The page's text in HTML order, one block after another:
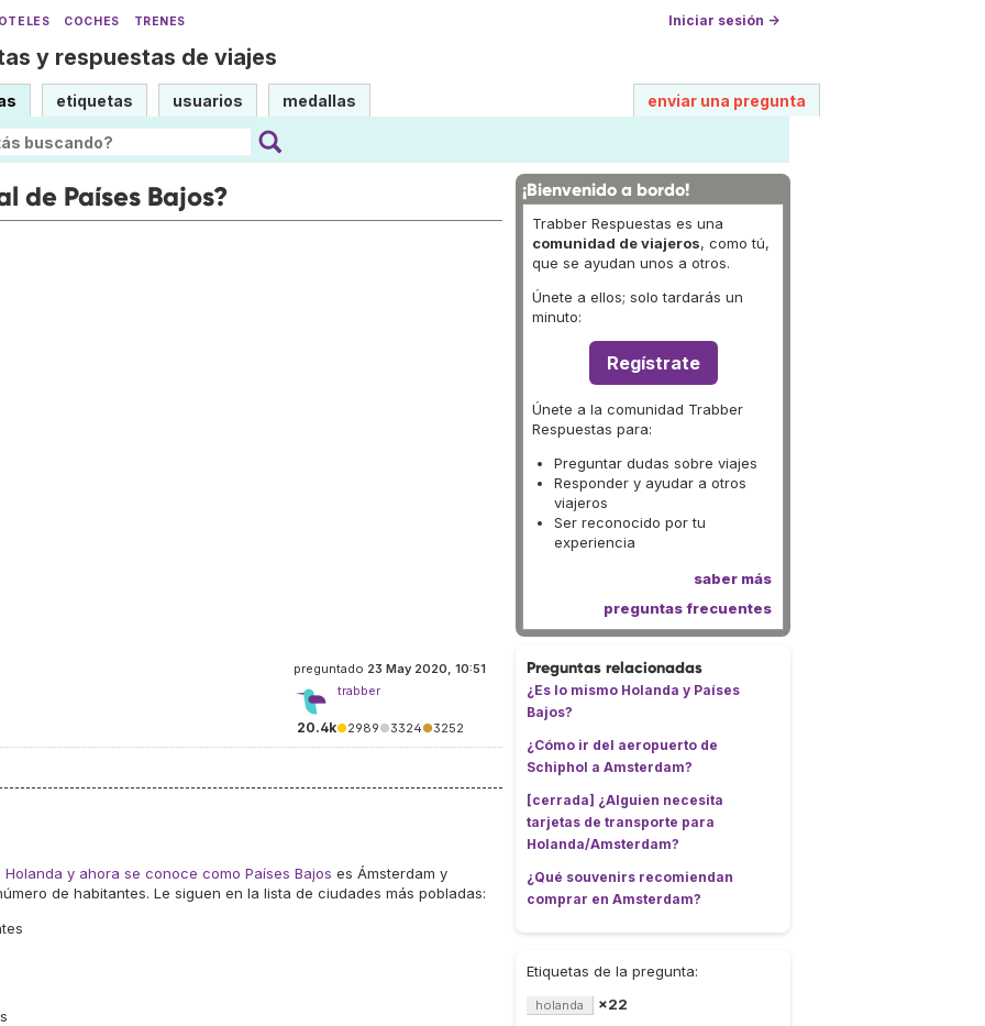
COCHES TRENES Iniciar sesión →
y respuestas de viajes
etiquetas usuarios medallas enviar una pregunta
de Países Bajos?
preguntado 23 May 2020, 10:51
trabber
20.4k●2989●3324●3252
Holanda y ahora se conoce como Países Bajos es Ámsterdam y
de habitantes. Le siguen en la lista de ciudades más pobladas:
¡Bienvenido a bordo!
Trabber Respuestas es una
comunidad de viajeros, como tú,
que se ayudan unos a otros.
Únete a ellos; solo tardarás un
minuto:
Regístrate
Únete a la comunidad Trabber
Respuestas para:
Preguntar dudas sobre viajes
Responder y ayudar a otros
viajeros
Ser reconocido por tu
experiencia
saber más
preguntas frecuentes
Preguntas relacionadas
¿Es lo mismo Holanda y Países
Bajos?
¿Cómo ir del aeropuerto de
Schiphol a Amsterdam?
[cerrada] ¿Alguien necesita
tarjetas de transporte para
Holanda/Amsterdam?
¿Qué souvenirs recomiendan
comprar en Amsterdam?
Etiquetas de la pregunta:
holanda ×22